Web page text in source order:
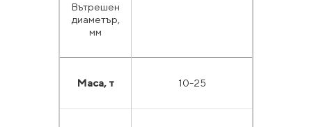
Вътрешен
диаметър,
мм
Маса, т 10-25